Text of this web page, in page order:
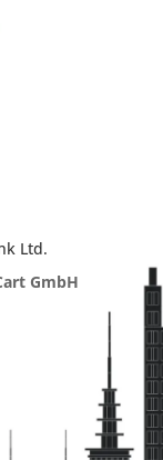
Ltd.
GmbH